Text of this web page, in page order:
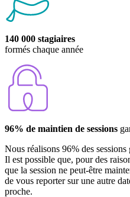
140 000 stagiaires
formés chaque année
96% de maintien de sessions
Nous réalisons 96% des sessions
Il est possible que, pour des
que la session ne peut-être
de vous reporter sur une autre
proche.